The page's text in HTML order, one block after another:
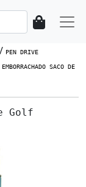
/ PEN DRIVE
SACO DE
Golf